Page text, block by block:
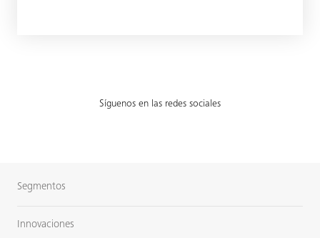
Síguenos en las redes sociales
Segmentos
Innovaciones